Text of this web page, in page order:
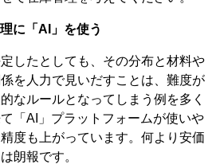
に「AI」を使う
したとしても、その分布と材料や
を人力で見いだすことは、難度が
なルールとなってしまう例を多く
「AI」プラットフォームが使いや
度も上がっています。何より安価
朗報です。